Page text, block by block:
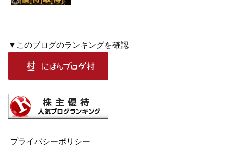
▼このブログのランキングを確認
プライバシーポリシー